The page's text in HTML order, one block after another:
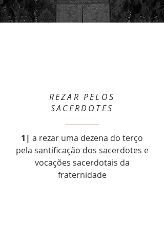
REZAR PELOS
SACERDOTES
1| a rezar uma dezena do terço
pela santificação dos sacerdotes e
vocações sacerdotais da
fraternidade